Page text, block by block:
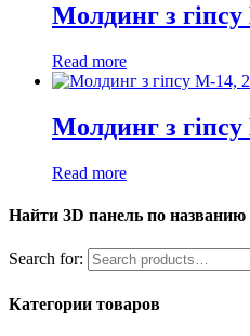
Молдинг з
Read more
Молдинг з
Read more
Найти 3D панель по названию
Search for:
Категории товаров